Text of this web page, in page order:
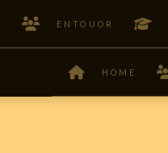
ENTOUOR
HOME